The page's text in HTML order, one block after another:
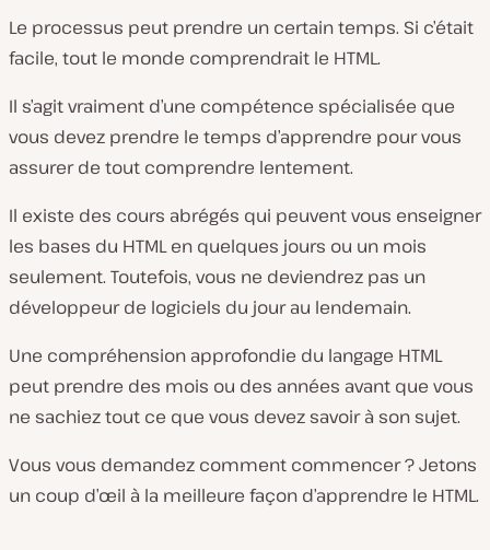
Le processus peut prendre un certain temps. Si c’était
facile, tout le monde comprendrait le HTML.
Il s’agit vraiment d’une compétence spécialisée que
vous devez prendre le temps d’apprendre pour vous
assurer de tout comprendre lentement.
Il existe des cours abrégés qui peuvent vous enseigner
les bases du HTML en quelques jours ou un mois
seulement. Toutefois, vous ne deviendrez pas un
développeur de logiciels du jour au lendemain.
Une compréhension approfondie du langage HTML
peut prendre des mois ou des années avant que vous
ne sachiez tout ce que vous devez savoir à son sujet.
Vous vous demandez comment commencer ? Jetons
un coup d’œil à la meilleure façon d’apprendre le HTML.